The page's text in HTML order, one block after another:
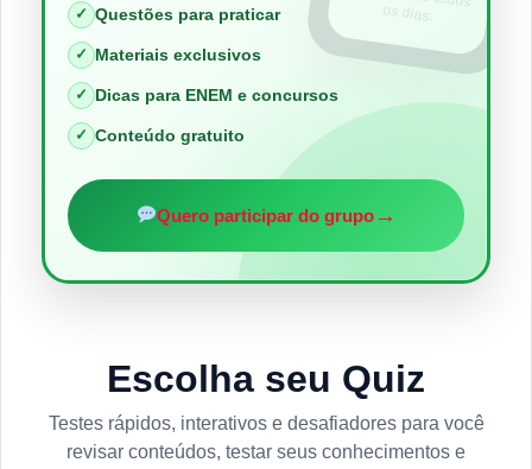
✓ Questões para praticar
✓ Materiais exclusivos
✓ Dicas para ENEM e concursos
✓ Conteúdo gratuito
Quero participar do grupo→
os dias.
Escolha seu Quiz
Testes rápidos, interativos e desafiadores para você
revisar conteúdos, testar seus conhecimentos e